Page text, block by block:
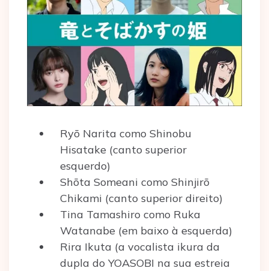
Ryō Narita como Shinobu
Hisatake (canto superior
esquerdo)
Shōta Someani como Shinjirō
Chikami (canto superior direito)
Tina Tamashiro como Ruka
Watanabe (em baixo à esquerda)
Rira Ikuta (a vocalista ikura da
dupla do YOASOBI na sua estreia